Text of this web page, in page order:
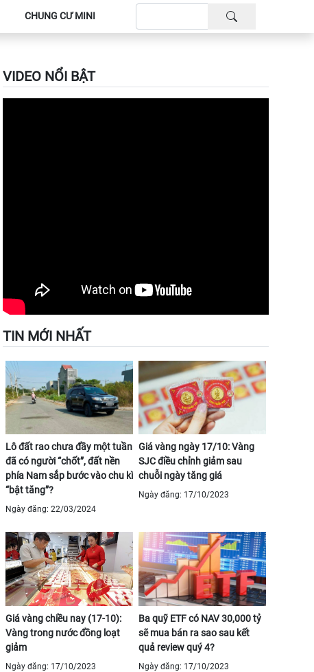
CHUNG CƯ MINI
VIDEO NỔI BẬT
TIN MỚI NHẤT
Lô đất rao chưa đầy một tuần
đã có người “chốt”, đất nền
phía Nam sắp bước vào chu kì
“bật tăng”?
Ngày đăng: 22/03/2024
Giá vàng ngày 17/10: Vàng
SJC điều chỉnh giảm sau
chuỗi ngày tăng giá
Ngày đăng: 17/10/2023
Giá vàng chiều nay (17-10):
Vàng trong nước đồng loạt
giảm
Ngày đăng: 17/10/2023
Ba quỹ ETF có NAV 30,000 tỷ
sẽ mua bán ra sao sau kết
quả review quý 4?
Ngày đăng: 17/10/2023